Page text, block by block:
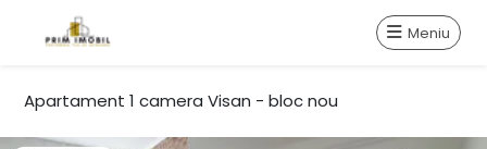
Meniu
Apartament 1 camera Visan - bloc nou